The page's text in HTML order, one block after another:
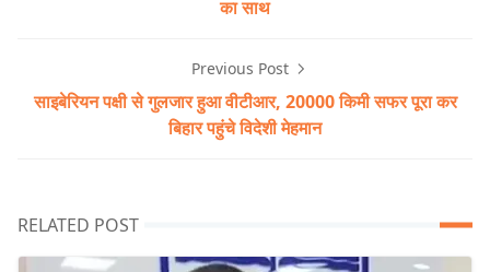
का साथ
Previous Post
साइबेरियन पक्षी से गुलजार हुआ वीटीआर, 20000 किमी सफर पूरा कर
बिहार पहुंचे विदेशी मेहमान
RELATED POST